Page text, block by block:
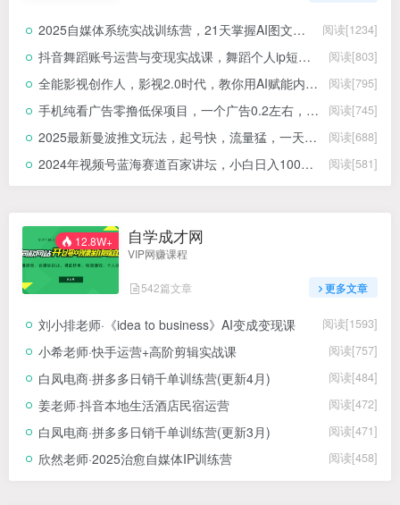
2025自媒体系统实战训练营，21天掌握AI图文短视频内容创作 阅读[1234]
抖音舞蹈账号运营与变现实战课，舞蹈个人ip短视频带货变现 阅读[803]
全能影视创作人，影视2.0时代，教你用AI赋能内容创作，​零基础到视频大神 阅读[795]
手机纯看广告零撸低保项目，一个广告0.2左右，不需要养机！！ 阅读[745]
2025最新曼波推文玩法，起号快，流量猛，一天收益1k+真的太猛了 阅读[688]
2024年视频号蓝海赛道百家讲坛，小白日入1000+，落地实操教程 阅读[581]
12.8W+ 自学成才网
VIP网赚课程
542篇文章 更多文章
刘小排老师·《idea to business》AI变成变现课 阅读[1593]
小希老师·快手运营+高阶剪辑实战课 阅读[757]
白凤电商·拼多多日销千单训练营(更新4月) 阅读[484]
姜老师·抖音本地生活酒店民宿运营 阅读[472]
白凤电商·拼多多日销千单训练营(更新3月) 阅读[471]
欣然老师·2025治愈自媒体IP训练营 阅读[458]